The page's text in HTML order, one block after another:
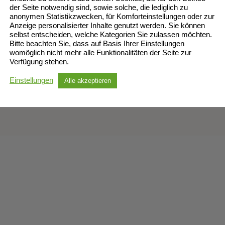
sowieso.
der Seite notwendig sind, sowie solche, die lediglich zu
anonymen Statistikzwecken, für Komforteinstellungen oder zur
Anzeige personalisierter Inhalte genutzt werden. Sie können
selbst entscheiden, welche Kategorien Sie zulassen möchten.
Bitte beachten Sie, dass auf Basis Ihrer Einstellungen
womöglich nicht mehr alle Funktionalitäten der Seite zur
Verfügung stehen.
Einstellungen Alle akzeptieren